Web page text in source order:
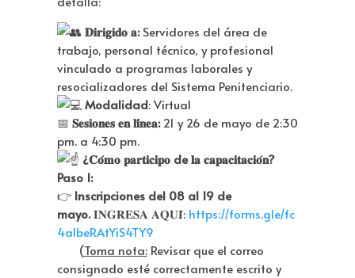
𝐃𝐢𝐫𝐢𝐠𝐢𝐝𝐨 𝐚:Servidores del área de
trabajo, personal técnico, y profesional
vinculado a programas laborales y
resocializadores del Sistema Penitenciario.
Modalidad: Virtual
📅 𝐒𝐞𝐬𝐢𝐨𝐧𝐞𝐬 𝐞𝐧 𝐥𝐢́𝐧𝐞𝐚:21 y26 de mayo de 2:30
pm. a 4:30 pm.
¿𝐂𝐨́𝐦𝐨 𝐩𝐚𝐫𝐭𝐢𝐜𝐢𝐩𝐨 de 𝐥𝐚 𝐜𝐚𝐩𝐚𝐜𝐢𝐭𝐚𝐜𝐢𝐨́𝐧?
Paso 1:
👉 Inscripciones del 08 al 19 de
mayo. 𝐈𝐍𝐆𝐑𝐄𝐒𝐀 𝐀𝐐𝐔𝐈́: https://forms.gle/fc
4a1beRAtYiS4TY9
(Toma nota:Revisar que el correo
consignado esté correctamente escrito y